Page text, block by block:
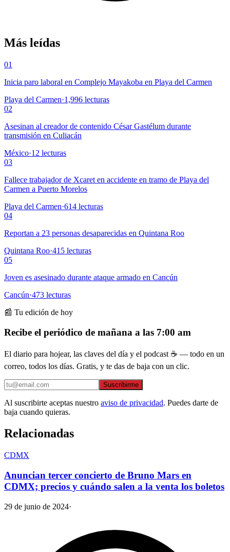
Más leídas
01
Inicia paro laboral en Complejo Mayakoba en Playa del Carmen
Playa del Carmen·1,996 lecturas
02
Asesinan al creador de contenido César Gastélum durante
transmisión en Culiacán
México·12 lecturas
03
Fallece trabajador de Xcaret en accidente en tramo de Playa del
Carmen a Puerto Morelos
Playa del Carmen·614 lecturas
04
Reportan a 23 personas desaparecidas en Quintana Roo
Quintana Roo·415 lecturas
05
Joven es asesinado durante ataque armado en Cancún
Cancún·473 lecturas
📰 Tu edición de hoy
Recibe el periódico de mañana a las 7:00 am
El diario para hojear, las claves del día y el podcast ☕ — todo en un
correo, todos los días. Gratis, y te das de baja con un clic.
Suscribirme
Al suscribirte aceptas nuestro aviso de privacidad. Puedes darte de
baja cuando quieras.
Relacionadas
CDMX
Anuncian tercer concierto de Bruno Mars en
CDMX; precios y cuándo salen a la venta los boletos
29 de junio de 2024·